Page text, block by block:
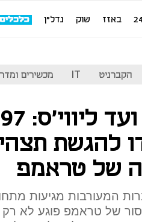
באזז שוק נדל"ן
הקברניט IT מכשירים
להגשת
של טראמפ
המעורבות מגיעות
של טראמפ פוגע לא רק